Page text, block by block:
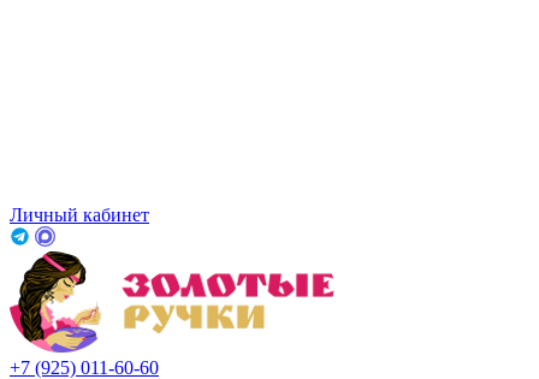
Личный кабинет
+7 (925) 011-60-60